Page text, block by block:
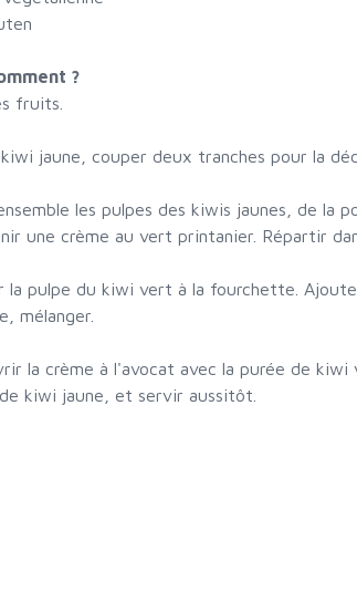
?
fruits.
jaune, couper deux tranches pour la
les pulpes des kiwis jaunes, de la
une crème au vert printanier. Répartir
la pulpe du kiwi vert à la fourchette.
mélanger.
la crème à l'avocat avec la purée de kiwi
kiwi jaune, et servir aussitôt.